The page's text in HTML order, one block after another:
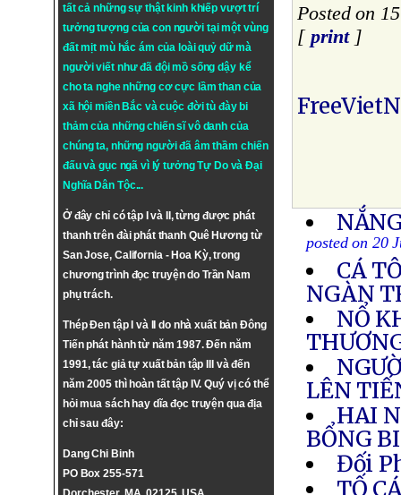
tất cả những sự thật kinh khiếp vượt trí
tưởng tượng của con người tại một vùng
đất mịt mù hắc ám của loài quỷ dữ mà
người viết như đã đội mồ sống dậy kể
cho ta nghe những cơ cực lầm than của
xã hội miền Bắc và cuộc đời tù đày bi
thảm của những chiến sĩ vô danh của
chúng ta, những người đã âm thầm chiến
đấu và gục ngã vì lý tưởngTự DovàĐại
Nghĩa Dân Tộc...
Ở đây chỉ có tập I và II, từng được phát
thanh trên đài phát thanh Quê Hương từ
San Jose, California - Hoa Kỳ, trong
chương trình đọc truyện do Trần Nam
phụ trách.
Thép Đen tập I và II do nhà xuất bản Đông
Tiến phát hành từ năm 1987. Đến năm
1991, tác giả tự xuất bản tập III và đến
năm 2005 thì hoàn tất tập IV. Quý vị có thể
hỏi mua sách hay dĩa đọc truyện qua địa
chỉ sau đây:
Dang Chi Binh
PO Box 255-571
Posted on
[ print]
posted on 20
CÁ
NGÀN
NỔ
LÊN
HAI
BỔNG
Đối
TỐ